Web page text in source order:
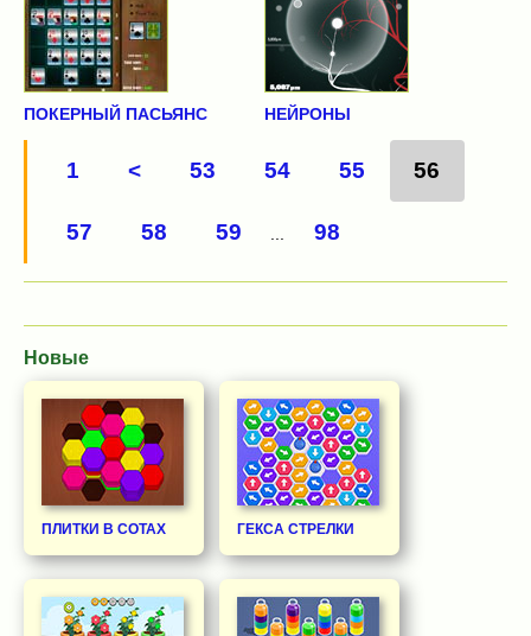
ПОКЕРНЫЙ ПАСЬЯНС НЕЙРОНЫ
1 < 53 54 55 56
57 58 59 98
Новые
ПЛИТКИ В СОТАХ ГЕКСА СТРЕЛКИ